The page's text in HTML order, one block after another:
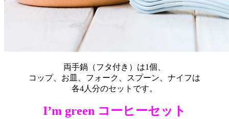
両手鍋（フタ付き）は1個、
コップ、お皿、フォーク、スプーン、ナイフは
各4人分のセットです。
I’m green コーヒーセット